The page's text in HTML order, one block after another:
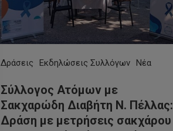
Δράσεις Εκδηλώσεις Συλλόγων Νέα
Σύλλογος Ατόμων με
Σακχαρώδη Διαβήτη Ν. Πέλλας:
Δράση με μετρήσεις σακχάρου